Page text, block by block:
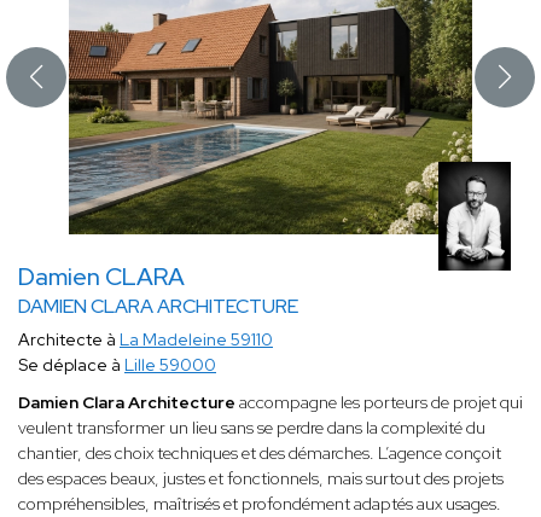
Damien CLARA
DAMIEN CLARA ARCHITECTURE
Architecte à La Madeleine 59110
Se déplace à Lille 59000
Damien Clara Architecture accompagne les porteurs de projet qui
veulent transformer un lieu sans se perdre dans la complexité du
chantier, des choix techniques et des démarches. L’agence conçoit
des espaces beaux, justes et fonctionnels, mais surtout des projets
compréhensibles, maîtrisés et profondément adaptés aux usages.